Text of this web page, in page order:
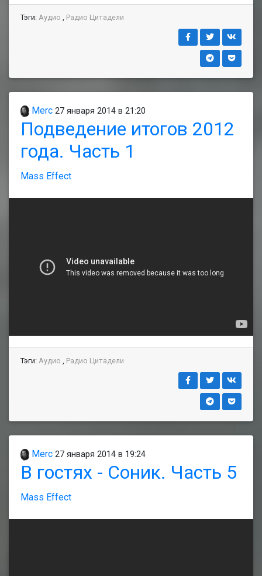
Тэги: Аудио , Радио Цитадели
Merc 27 января 2014 в 21:20
Подведение итогов 2012
года. Часть 1
Mass Effect
Тэги: Аудио , Радио Цитадели
Merc 27 января 2014 в 19:24
В гостях - Соник. Часть 5
Mass Effect